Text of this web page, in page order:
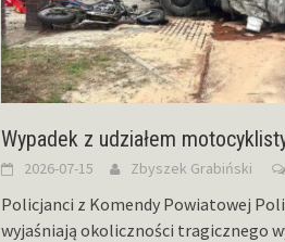
Wypadek z udziałem
2026-07-15 Zbyszek Grabiński
Policjanci z Komendy Powiatowej
wyjaśniają okoliczności tragicznego